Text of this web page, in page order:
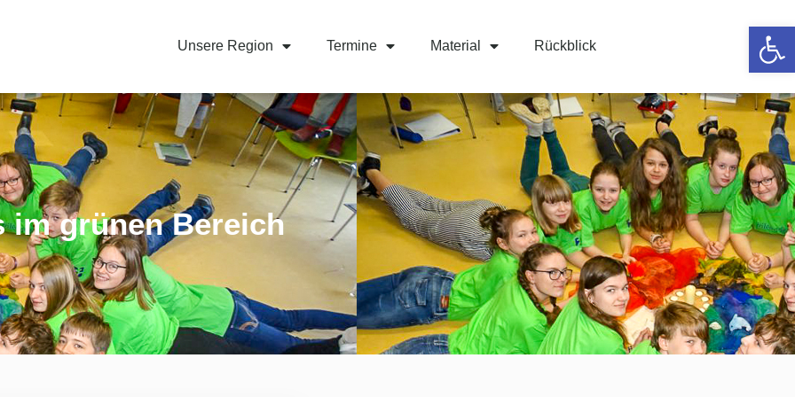
Unsere Region Termine Material Rückblick
im grünen Bereich